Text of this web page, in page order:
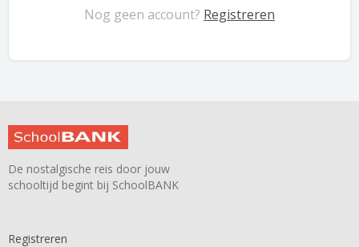
Nog geen account? Registreren
De nostalgische reis door jouw
schooltijd begint bij SchoolBANK
Registreren